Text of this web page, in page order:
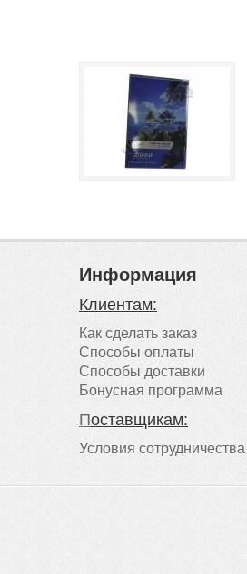
Информация
Клиентам:
Как сделать заказ
Способы оплаты
Способы доставки
Бонусная программа
Поставщикам:
Условия сотрудничества